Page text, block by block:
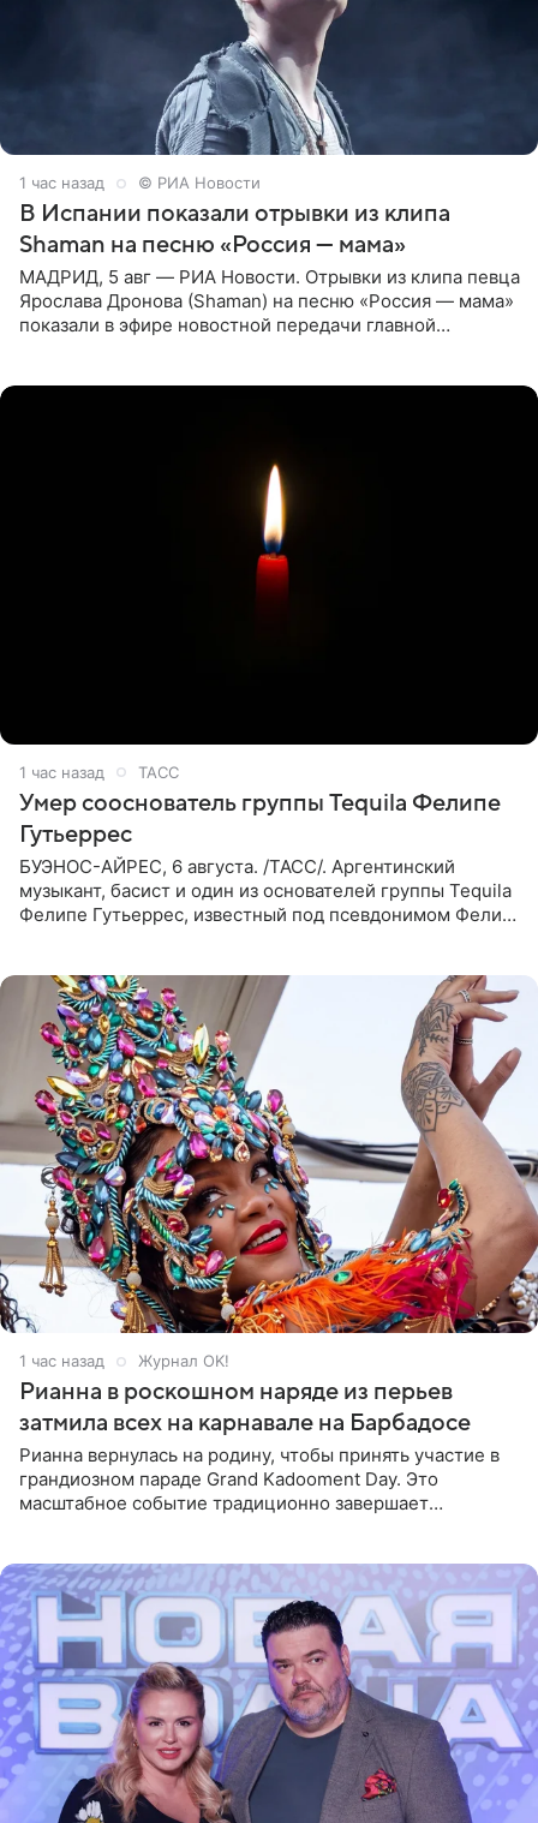
1 час назад © РИА Новости
В Испании показали отрывки из клипа
Shaman на песню «Россия — мама»
МАДРИД, 5 авг — РИА Новости. Отрывки из клипа певца
Ярослава Дронова (Shaman) на песню «Россия — мама»
показали в эфире новостной передачи главной
1 час назад ТАСС
Умер сооснователь группы Tequila Фелипе
Гутьеррес
БУЭНОС-АЙРЕС, 6 августа. /ТАСС/. Аргентинский
музыкант, басист и один из основателей группы Tequila
Фелипе Гутьеррес, известный под псевдонимом Фелипе
1 час назад Журнал OK!
Рианна в роскошном наряде из перьев
затмила всех на карнавале на Барбадосе
Рианна вернулась на родину, чтобы принять участие в
грандиозном параде Grand Kadooment Day. Это
масштабное событие традиционно завершает